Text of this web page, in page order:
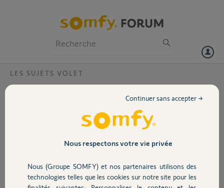
Volet
Sécurité
LES SUJETS VOLET
Février 2017 toujours pas de Nina Timer. On connaît sa date de
Christophe G.
Participer au fil de discussion
Nous respectons votre vie privée
Nous (Groupe SOMFY) et nos partenaires utilisons des
technologies telles que les cookies sur notre site pour les
Continuer sans accepter →